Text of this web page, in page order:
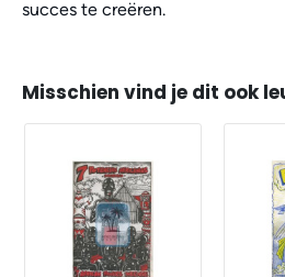
succes te creëren.
Misschien vind je dit ook